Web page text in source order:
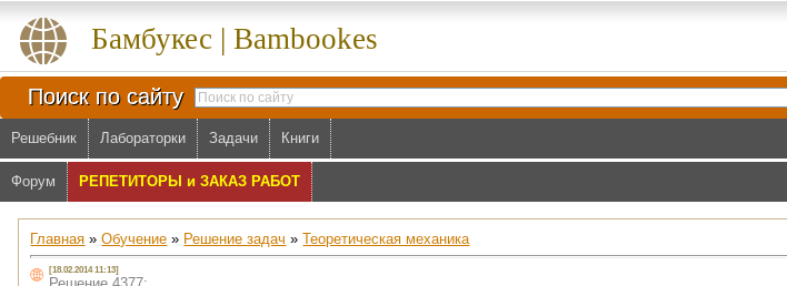
Бамбукес | Bambookes
Поиск по сайту
Решебник Лабораторки Задачи Книги
Форум РЕПЕТИТОРЫ и ЗАКАЗ РАБОТ
Главная »Обучение » Решение задач »Теоретическая механика
[18.02.2014 11:13]